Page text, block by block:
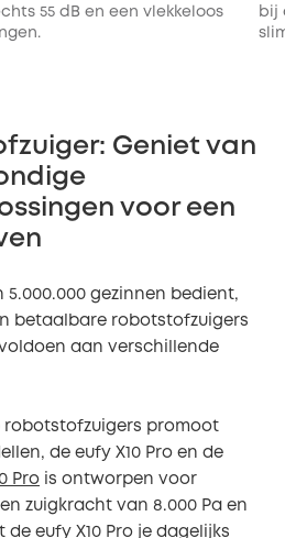
55 dB en een vlekkeloos
bij
Geniet van
voor een
5.000.000 gezinnen bedient,
betaalbare robotstofzuigers
aan verschillende
robotstofzuigers promoot
de eufy X10 Pro en de
Pro is ontworpen voor
zuigkracht van 8.000 Pa en
eufy X10 Pro je dagelijks